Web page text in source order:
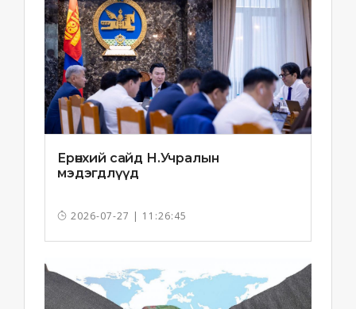
Ерөнхий сайд Н.Учралын
мэдэгдлүүд
2026-07-27 | 11:26:45